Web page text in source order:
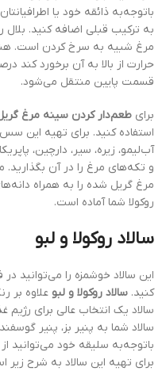
باتوجه‌به ذائقه خود یا
به ترکیب قبلی اضافه کنید. بلال
مرغ شبیه به سرخ کردن است.
حرارت از بالا به آن برخورد کند
قسمت پایین منتقل می‌شود.
برای طعم‌دار کردن سینه مرغ
استفاده کنید. برای تهیه این
آب‌لیمو، زیره، سیر، دارچین،
و تکه‌های مرغ را در آن
مرغ گریل شده را به همراه
روکولا شما آماده است.
سالاد روکولا و لبو
این سالاد خوشمزه را می‌توانید
کنید. سالاد روکولا و لبو علاوه بر
سالاد یک انتخاب عالی برای رژیم
سالاد شما به پنیر بز، پنیر
باتوجه‌به سلیقه خود می‌توانید از
برای تهیه این سالاد به شرح زیر